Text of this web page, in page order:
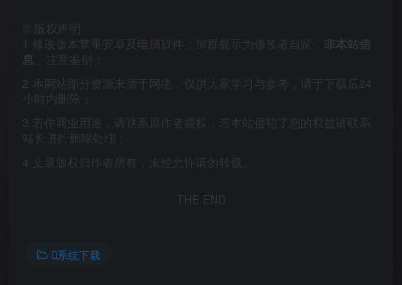
版权声明
1
修改版本苹果安卓及电脑软件，加群提示为修改者自留，
非本站信
息 ，注意鉴别；
2 本网站部分资源来源于网络，仅供大家学习与参考，请于下载后24
小时内删除；
3 若作商业用途，请联系原作者授权，若本站侵犯了您的权益请联系
站长进行删除处理；
4 文章版权归作者所有，未经允许请勿转载。
THE END
系统下载